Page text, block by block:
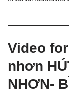
Video
nhơn
NHƠN-